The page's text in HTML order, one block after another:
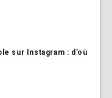
sur Instagram : d’où